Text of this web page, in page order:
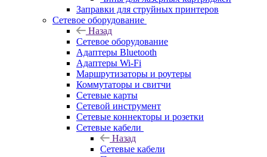
Заправки для струйных принтеров
Сетевое оборудование
Назад
Сетевое оборудование
Адаптеры Bluetooth
Адаптеры Wi-Fi
Маршрутизаторы и роутеры
Коммутаторы и свитчи
Сетевые карты
Сетевой инструмент
Сетевые коннекторы и розетки
Сетевые кабели
Назад
Сетевые кабели